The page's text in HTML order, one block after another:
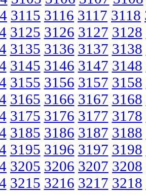
3115 3116 3117 3118
3125 3126 3127 3128
3135 3136 3137 3138
3145 3146 3147 3148
3155 3156 3157 3158
3165 3166 3167 3168
3175 3176 3177 3178
3185 3186 3187 3188
3195 3196 3197 3198
3205 3206 3207 3208
3215 3216 3217 3218